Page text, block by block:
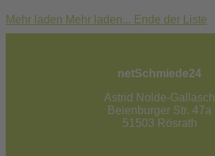
Mehr laden Mehr laden... Ende der Liste
netSchmiede24
Astrid Nolde-Gallasch
Beienburger Str. 47a
51503 Rösrath